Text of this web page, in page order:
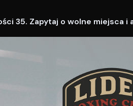
35. Zapytaj o wolne miejsca i